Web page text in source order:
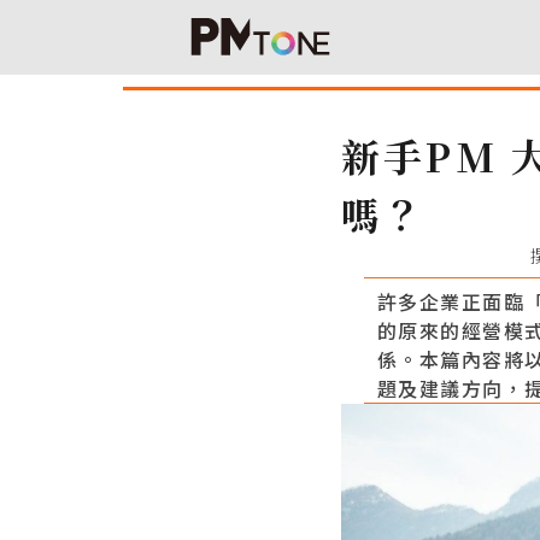
新手PM
嗎？
許多企業正面臨
的原來的經營模
係。本篇內容將
題及建議方向，